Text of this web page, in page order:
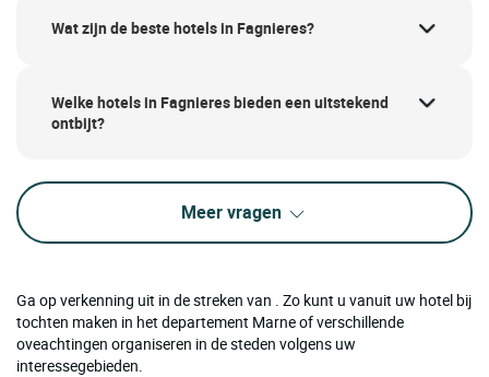
Wat zijn de beste hotels in Fagnieres?
Welke hotels in Fagnieres bieden een uitstekend
ontbijt?
Meer vragen
Ga op verkenning uit in de streken van . Zo kunt u vanuit uw hotel bij
tochten maken in het departement Marne of verschillende
oveachtingen organiseren in de steden volgens uw
interessegebieden.